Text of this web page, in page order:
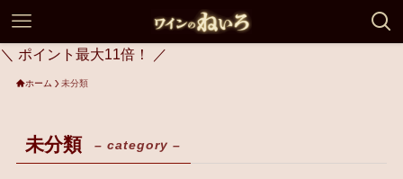
＼ ポイント最大11倍！ ／
ホーム 未分類
未分類 – category –